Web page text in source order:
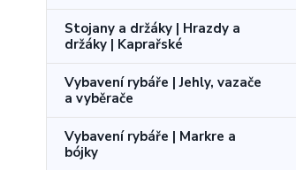
Stojany a držáky | Hrazdy a
držáky | Kaprařské
Vybavení rybáře | Jehly, vazače
a vyběrače
Vybavení rybáře | Markre a
bójky